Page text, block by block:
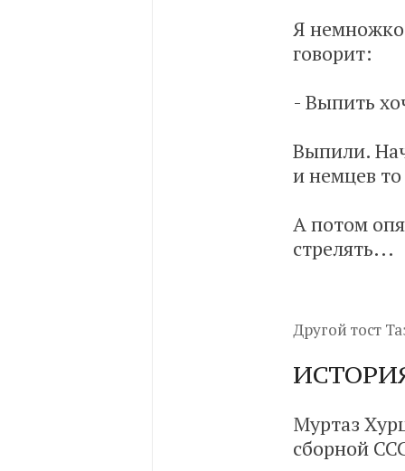
Я
говорит:
- Выпить
Выпили.
и немцев
А потом
стрелять...
Другой тост
Муртаз
сборной